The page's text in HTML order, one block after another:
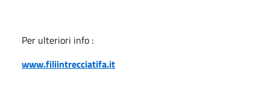
Per ulteriori info :
www.filiintrecciatifa.it